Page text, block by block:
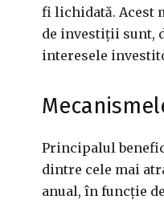
fi lichidată. Acest
de investiții sunt,
interesele
Principalul
dintre cele mai
anual, în funcție